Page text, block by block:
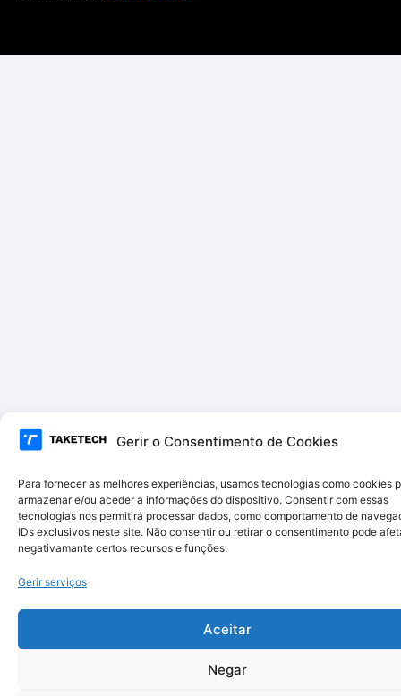
Gerir o Consentimento de Cookies
Para fornecer as melhores experiências, usamos tecnologias como cookies
armazenar e/ou aceder a informações do dispositivo. Consentir com essas
tecnologias nos permitirá processar dados, como comportamento de
IDs exclusivos neste site. Não consentir ou retirar o consentimento pode
negativamante certos recursos e funções.
Gerir serviços
Aceitar
Negar